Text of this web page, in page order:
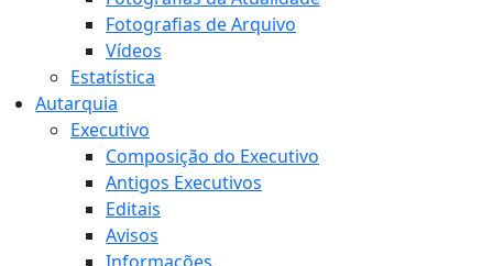
Fotografias de Arquivo
Vídeos
Estatística
Autarquia
Executivo
Composição do Executivo
Antigos Executivos
Editais
Avisos